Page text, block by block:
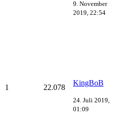
9. November
2019, 22:54
1 22.078
KingBoB
24. Juli 2019,
01:09